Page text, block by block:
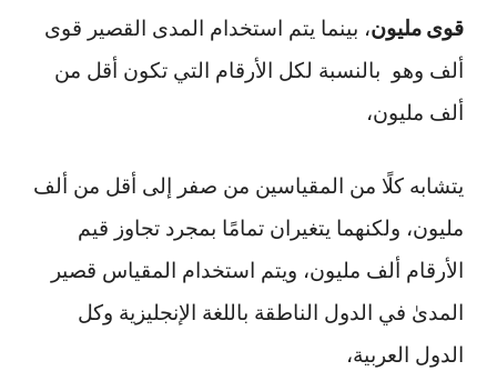
قوى مليون، بينما يتم استخدام المدى القصير قوى
ألف وهو بالنسبة لكل الأرقام التي تكون أقل من
ألف مليون،
يتشابه كلًا من المقياسين من صفر إلى أقل من ألف
مليون، ولكنهما يتغيران تمامًا بمجرد تجاوز قيم
الأرقام ألف مليون، ويتم استخدام المقياس قصير
المدىٰ في الدول الناطقة باللغة الإنجليزية وكل
الدول العربية،